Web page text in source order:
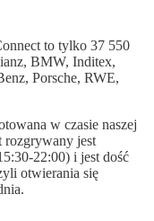
to tylko 37 550
BMW, Inditex,
Porsche, RWE,
w czasie naszej
rozgrywany jest
22:00) i jest dość
otwierania się